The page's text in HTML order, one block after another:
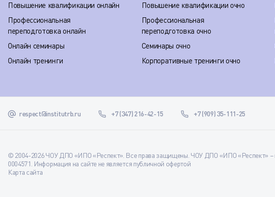
Повышение квалификации онлайн
Профессиональная
переподготовка онлайн
Онлайн семинары
Онлайн тренинги
Повышение квалификации очно
Профессиональная
переподготовка очно
Семинары очно
Корпоративные тренинги очно
respect@institutrb.ru +7 (347) 216-42-15 +7 (909) 35-111-25
© 2004-2026 ЧОУ ДПО «ИПО «Респект». Все права защищены. ЧОУ ДПО «ИПО «Респект» –
0004571. Информация на сайте не является публичной офертой
Карта сайта